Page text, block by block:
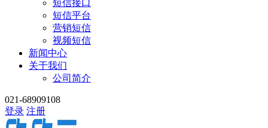
短信接口
短信平台
营销短信
视频短信
新闻中心
关于我们
公司简介
021-68909108
登录 注册